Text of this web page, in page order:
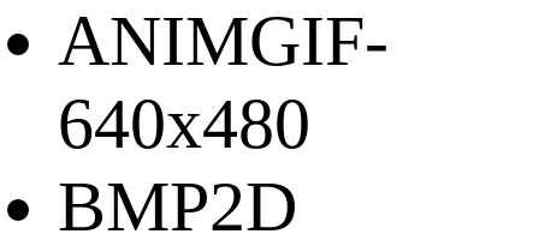
ANIMGIF-
640x480
BMP2D